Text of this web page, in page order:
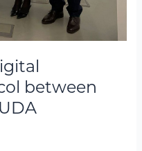
between